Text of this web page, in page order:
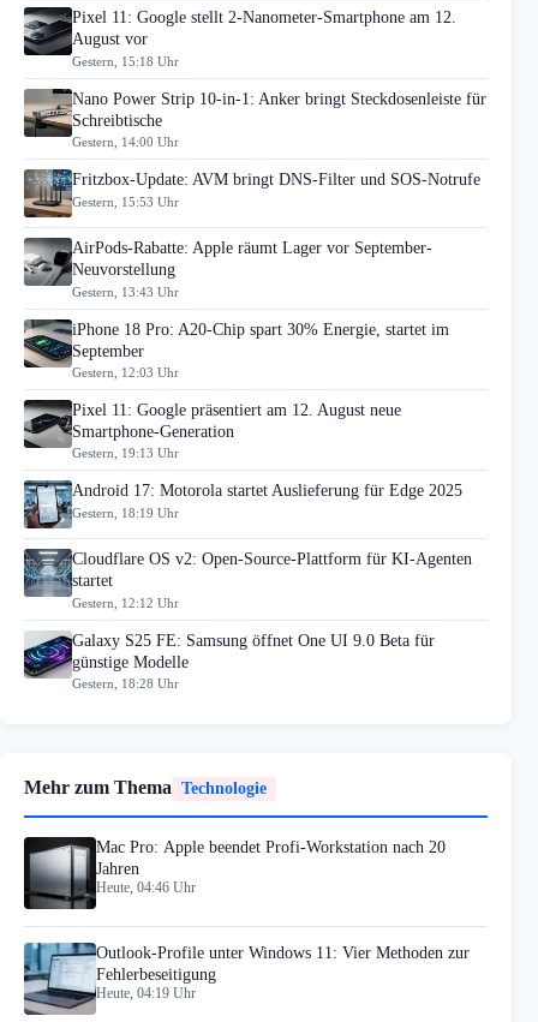
Pixel 11: Google stellt 2-Nanometer-Smartphone am 12.
August vor
Gestern, 15:18 Uhr
Nano Power Strip 10-in-1: Anker bringt Steckdosenleiste für
Schreibtische
Gestern, 14:00 Uhr
Fritzbox-Update: AVM bringt DNS-Filter und SOS-Notrufe
Gestern, 15:53 Uhr
AirPods-Rabatte: Apple räumt Lager vor September-
Neuvorstellung
Gestern, 13:43 Uhr
iPhone 18 Pro: A20-Chip spart 30% Energie, startet im
September
Gestern, 12:03 Uhr
Pixel 11: Google präsentiert am 12. August neue
Smartphone-Generation
Gestern, 19:13 Uhr
Android 17: Motorola startet Auslieferung für Edge 2025
Gestern, 18:19 Uhr
Cloudflare OS v2: Open-Source-Plattform für KI-Agenten
startet
Gestern, 12:12 Uhr
Galaxy S25 FE: Samsung öffnet One UI 9.0 Beta für
günstige Modelle
Gestern, 18:28 Uhr
Mehr zum Thema Technologie
Mac Pro: Apple beendet Profi-Workstation nach 20
Jahren
Heute, 04:46 Uhr
Outlook-Profile unter Windows 11: Vier Methoden zur
Fehlerbeseitigung
Heute, 04:19 Uhr